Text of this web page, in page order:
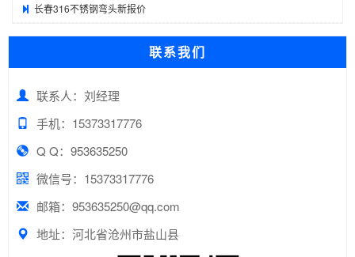
长春316不锈钢弯头新报价
联系我们
联系人：刘经理
手机：15373317776
Q Q：953635250
微信号：15373317776
邮箱：953635250@qq.com
地址：河北省沧州市盐山县